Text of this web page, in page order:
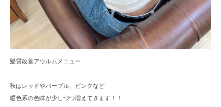
髪質改善アウルムメニュー
秋はレッドやパープル、ピンクなど
暖色系の色味が少しづつ増えてきます！！